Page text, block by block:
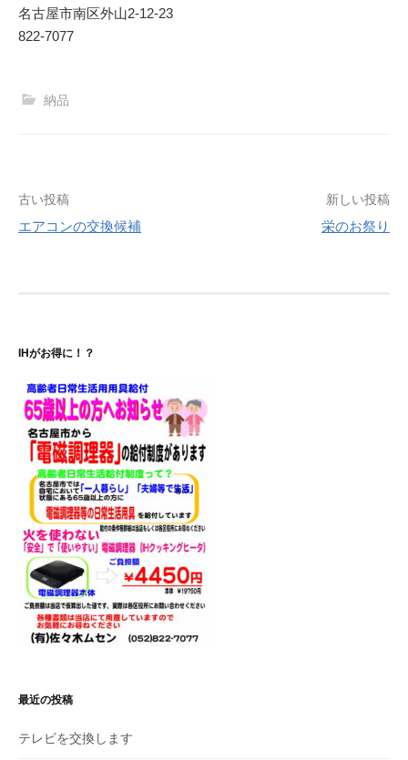
名古屋市南区外山2‐12‐23
822-7077
納品
投
稿
シ
ョ
ン
古い投稿
エアコンの交換候補
新しい投稿
栄のお祭り
IHがお得に！？
最近の投稿
テレビを交換します